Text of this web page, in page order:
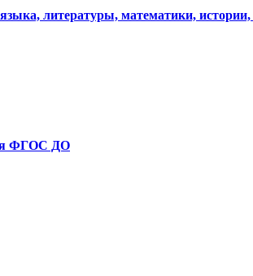
литературы, математики, истории,
ФГОС ДО